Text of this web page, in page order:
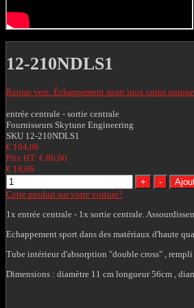
12-210NDLS1
Retour vers: Échappement sport inox corps
entrée centrale - sortie centrale
Fournisseurs Skytune Engineering
SKU 12-210NDLS1
€ 104,06
Prix HT: € 86,00
€ 18,06
Cette produit sur votre voiture?
1x entrée centrale - 1x sortie centrale.
Echappement sport dans des matériaux d'haute
Tube intérieur d'absorption "double cross" , rempli
Dimensions : diamètre 11 cm longueur 56cm ,